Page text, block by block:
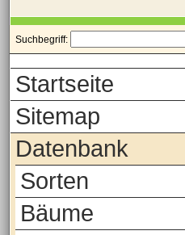
Suchbegriff:
Startseite
Sitemap
Datenbank
Sorten
Bäume